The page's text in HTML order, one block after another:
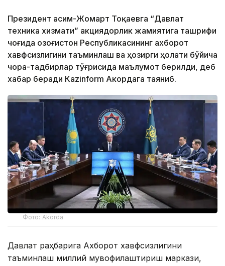
Президент Қасим-Жомарт Тоқаевга “Давлат
техника хизмати” акциядорлик жамиятига ташрифи
чоғида Қозоғистон Республикасининг ахборот
хавфсизлигини таъминлаш ва ҳозирги ҳолати бўйича
чора-тадбирлар тўғрисида маълумот берилди, деб
хабар беради Каzinform Акордага таяниб.
Фото: Akorda
Давлат раҳбарига Ахборот хавфсизлигини
таъминлаш миллий мувофиқлаштириш маркази,